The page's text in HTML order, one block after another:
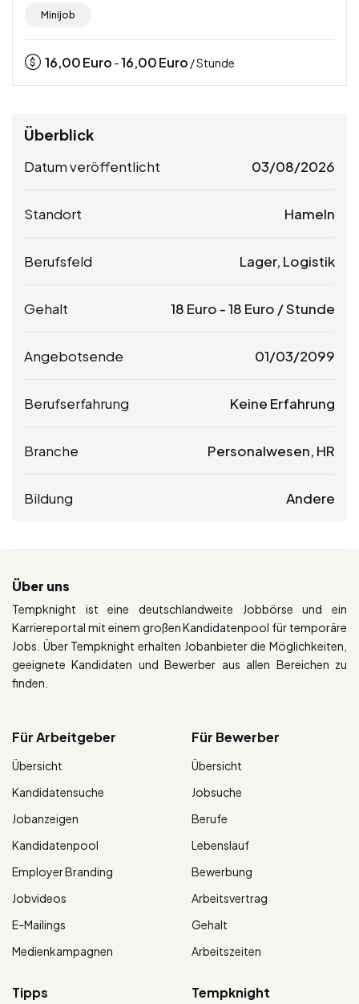
Minijob
16,00Euro -16,00Euro / Stunde
Überblick
Datum veröffentlicht 03/08/2026
Standort Hameln
Berufsfeld Lager, Logistik
Gehalt 18 Euro -18 Euro / Stunde
Angebotsende 01/03/2099
Berufserfahrung Keine Erfahrung
Branche Personalwesen, HR
Bildung Andere
Über uns
Tempknight ist eine deutschlandweite Jobbörse und ein
Karriereportal mit einem großen Kandidatenpool für temporäre
Jobs. Über Tempknight erhalten Jobanbieter die Möglichkeiten,
geeignete Kandidaten und Bewerber aus allen Bereichen zu
finden.
Für Arbeitgeber
Übersicht
Kandidatensuche
Jobanzeigen
Kandidatenpool
Employer Branding
Jobvideos
E-Mailings
Medienkampagnen
Für Bewerber
Übersicht
Jobsuche
Berufe
Lebenslauf
Bewerbung
Arbeitsvertrag
Gehalt
Arbeitszeiten
Tipps Tempknight